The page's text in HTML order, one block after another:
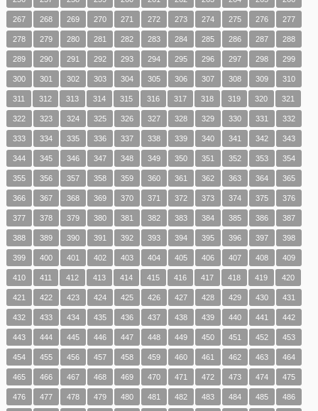
267 268 269 270 271 272 273 274 275 276 277
278 279 280 281 282 283 284 285 286 287 288
289 290 291 292 293 294 295 296 297 298 299
300 301 302 303 304 305 306 307 308 309 310
311 312 313 314 315 316 317 318 319 320 321
322 323 324 325 326 327 328 329 330 331 332
333 334 335 336 337 338 339 340 341 342 343
344 345 346 347 348 349 350 351 352 353 354
355 356 357 358 359 360 361 362 363 364 365
366 367 368 369 370 371 372 373 374 375 376
377 378 379 380 381 382 383 384 385 386 387
388 389 390 391 392 393 394 395 396 397 398
399 400 401 402 403 404 405 406 407 408 409
410 411 412 413 414 415 416 417 418 419 420
421 422 423 424 425 426 427 428 429 430 431
432 433 434 435 436 437 438 439 440 441 442
443 444 445 446 447 448 449 450 451 452 453
454 455 456 457 458 459 460 461 462 463 464
465 466 467 468 469 470 471 472 473 474 475
476 477 478 479 480 481 482 483 484 485 486